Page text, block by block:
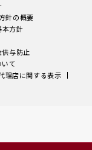
針の概要
本方針
与防止
て
理店に関する表示